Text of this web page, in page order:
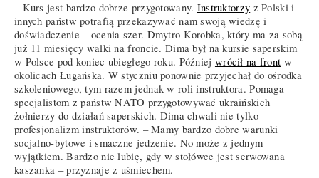
– Kurs jest bardzo dobrze przygotowany. Instruktorzy z Polski i
innych państw potrafią przekazywać nam swoją wiedzę i
doświadczenie – ocenia szer. Dmytro Korobka, który ma za sobą
już 11 miesięcy walki na froncie. Dima był na kursie saperskim
w Polsce pod koniec ubiegłego roku. Później wrócił na front w
okolicach Ługańska. W styczniu ponownie przyjechał do ośrodka
szkoleniowego, tym razem jednak w roli instruktora. Pomaga
specjalistom z państw NATO przygotowywać ukraińskich
żołnierzy do działań saperskich. Dima chwali nie tylko
profesjonalizm instruktorów. – Mamy bardzo dobre warunki
socjalno-bytowe i smaczne jedzenie. No może z jednym
wyjątkiem. Bardzo nie lubię, gdy w stołówce jest serwowana
kaszanka – przyznaje z uśmiechem.